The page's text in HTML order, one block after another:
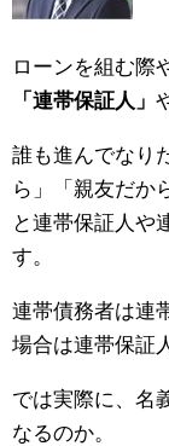
ローンを組む際
「連帯保証人」
誰も進んでなり
ら」「親友だか
と連帯保証人や
す。
連帯債務者は連
場合は連帯保証
では実際に、名
なるのか。